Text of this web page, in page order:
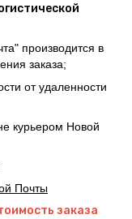
производится в
заказа;
от удаленности
курьером Новой
Почты
заказа